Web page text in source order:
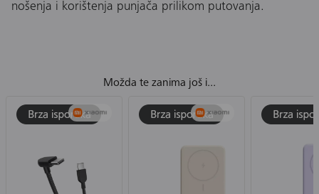
nošenja i korištenja punjača prilikom putovanja.
Možda te zanima još i...